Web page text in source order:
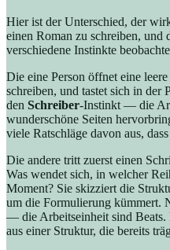
Hier ist der Unterschied, der
einen Roman zu schreiben,
verschiedene Instinkte
Die eine Person öffnet eine
schreiben, und tastet sich in der
den Schreiber-Instinkt — die
wunderschöne Seiten
viele Ratschläge davon aus,
Die andere tritt zuerst einen
Was wendet sich, in welcher
Moment? Sie skizziert die
um die Formulierung kümmert.
— die Arbeitseinheit sind Beats.
aus einer Struktur, die bereits